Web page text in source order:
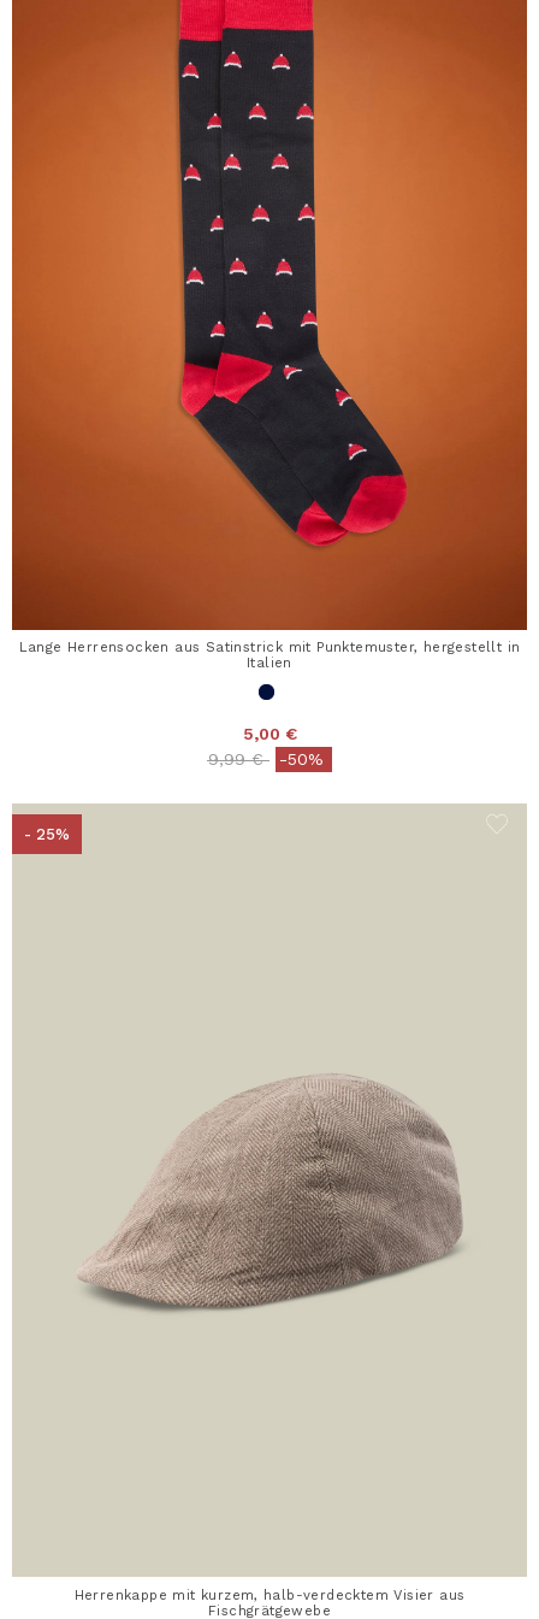
Lange Herrensocken aus Satinstrick mit Punktemuster, hergestellt in
Italien
5,00 €
Price reduced from
9,99 €to-50%
- 25%
Herrenkappe mit kurzem, halb-verdecktem Visier aus
Fischgrätgewebe